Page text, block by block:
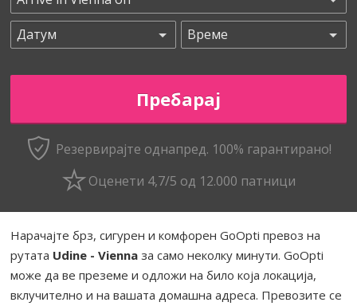
Резервирајте однапред. 100% гарантирано!
Оценети 4,7/5 од 12.000 патници
Нарачајте брз, сигурен и комфорен GoOpti превоз на
рутата Udine - Vienna за само неколку минути. GoOpti
може да ве преземе и одложи на било која локација,
вклучително и на вашата домашна адреса. Превозите се